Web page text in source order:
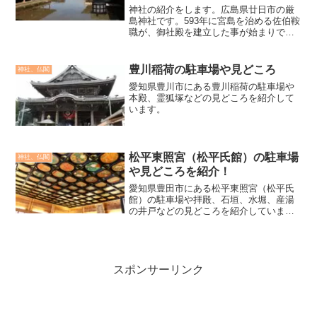
神社の紹介をします。広島県廿日市の厳
島神社です。593年に宮島を治める佐伯鞍
職が、御社殿を建立した事が始まりで
た。室町時代には足利尊氏、戦国時代に
は、安芸の大名であ...
神社、仏閣 豊川稲荷の駐車場や見どころ
愛知県豊川市にある豊川稲荷の駐車場や
本殿、霊狐塚などの見どころを紹介して
います。
神社、仏閣
松平東照宮（松平氏館）の駐車場
や見どころを紹介！
愛知県豊田市にある松平東照宮（松平氏
館）の駐車場や拝殿、石垣、水堀、産湯
の井戸などの見どころを紹介していま
スポンサーリンク